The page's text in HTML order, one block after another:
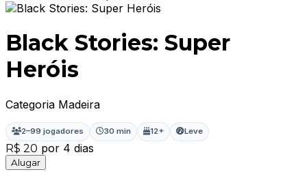
Black Stories: Super
Heróis
Categoria Madeira
2–99 jogadores 30 min 12+ Leve
R$ 20 por 4 dias
Alugar